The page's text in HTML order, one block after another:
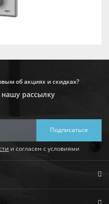
об акциях и скидках?
рассылку
Подписаться
и согласен с условиями